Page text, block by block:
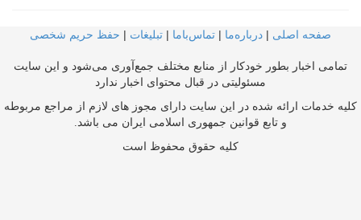
صفحه اصلی | درباره‌ما | تماس‌با‌ما | تبلیغات | حفظ حریم شخصی
تمامی اخبار بطور خودکار از منابع مختلف جمع‌آوری می‌شود و این سایت
مسئولیتی در قبال محتوای اخبار ندارد
کلیه خدمات ارائه شده در این سایت دارای مجوز های لازم از مراجع مربوطه
و تابع قوانین جمهوری اسلامی ایران می باشد.
کلیه حقوق محفوظ است